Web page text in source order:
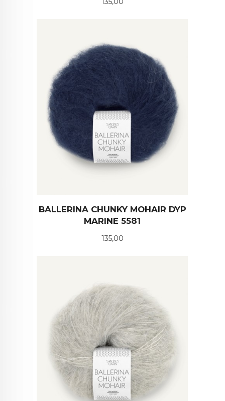
BALLERINA CHUNKY MOHAIR DYP
MARINE 5581
Pris
135,00